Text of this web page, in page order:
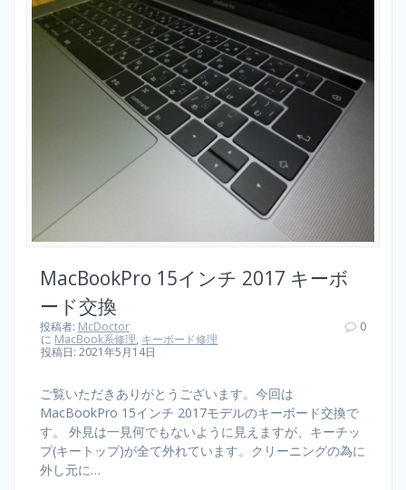
MacBookPro 15インチ 2017 キーボ
ード交換
投稿者: McDoctor
に MacBook系修理, キーボード修理
投稿日: 2021年5月14日
0
ご覧いただきありがとうございます。今回は
MacBookPro 15インチ 2017モデルのキーボード交換で
す。 外見は一見何でもないように見えますが、キーチッ
プ(キートップ)が全て外れています。クリーニングの為に
外し元に…